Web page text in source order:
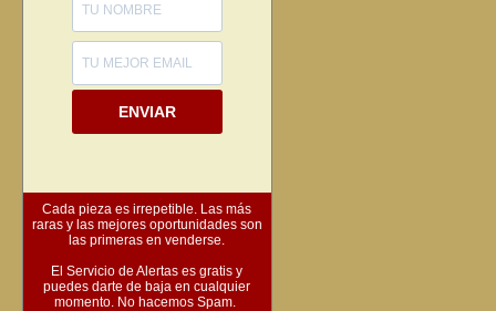
ENVIAR
Cada pieza es irrepetible. Las más
raras y las mejores oportunidades son
las primeras en venderse.
El Servicio de Alertas es gratis y
puedes darte de baja en cualquier
momento. No hacemos Spam.